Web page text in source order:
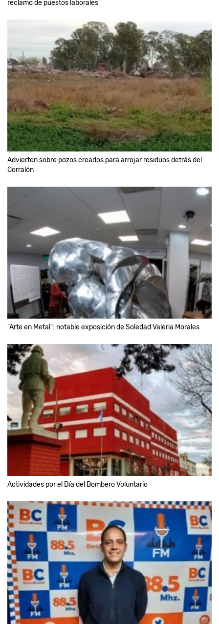
reclamo de puestos laborales
Advierten sobre pozos creados para arrojar residuos detrás del
Corralón
"Arte en Metal": notable exposición de Soledad Valeria Morales
Actividades por el Día del Bombero Voluntario